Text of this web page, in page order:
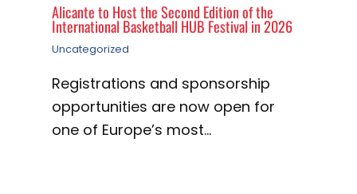
Alicante to Host the Second Edition of the
International Basketball HUB Festival in 2026
Uncategorized
Registrations and sponsorship
opportunities are now open for
one of Europe’s most…